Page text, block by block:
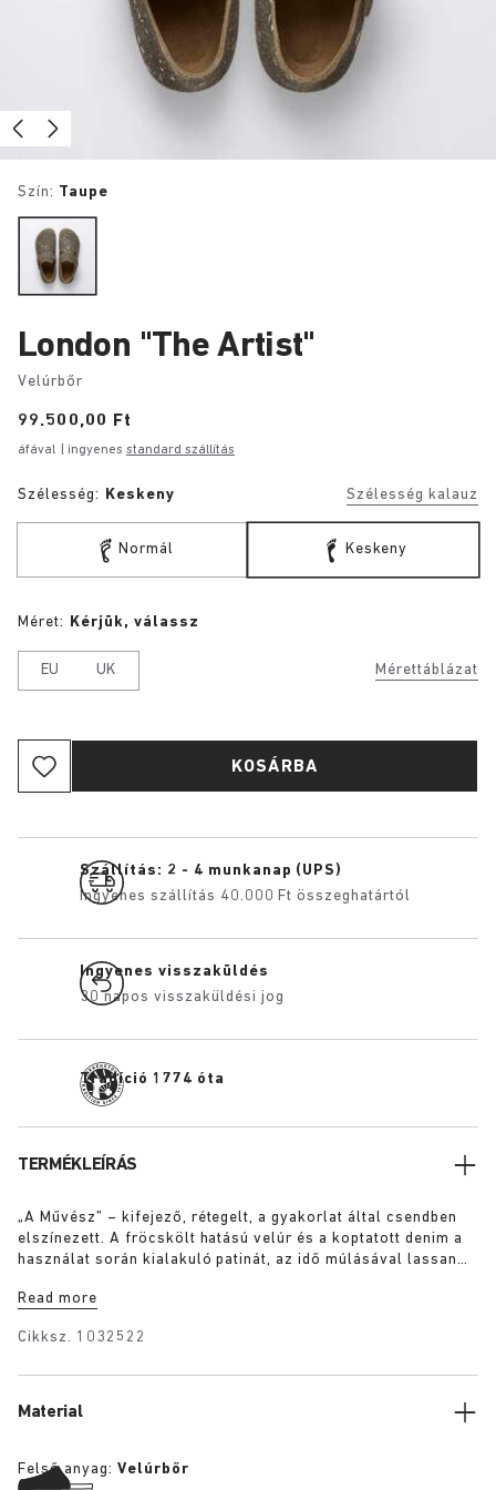
Szín: Taupe
London "The Artist"
Velúrbőr
Price:
99.500,00 Ft
áfával | ingyenes standard szállítás
Szélesség: Keskeny Szélesség kalauz
Normál Keskeny
Mérettáblázat
Méret: Kérjük, válassz
EU UK
KOSÁRBA
Szállítás: 2 - 4 munkanap (UPS)
Ingyenes szállítás 40.000 Ft összeghatártól
Ingyenes visszaküldés
30 napos visszaküldési jog
Tradíció 1774 óta
TERMÉKLEÍRÁS
„A Művész” – kifejező, rétegelt, a gyakorlat által csendben
elszínezett. A fröcskölt hatású velúr és a koptatott denim a
használat során kialakuló patinát, az idő múlásával lassan
mozgáshoz – visszhangozva azt a teret, ahol az alkotás
bizonyíték.
Read more
Cikksz. 1032522
Material
Felső anyag: Velúrbőr